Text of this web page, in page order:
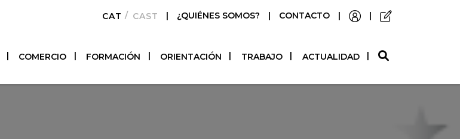
CATALÀCASTELLANO
| ¿QUIÉNES SOMOS? | CONTACTO | |
COMERCIO FORMACIÓN ORIENTACIÓN TRABAJO ACTUALIDAD